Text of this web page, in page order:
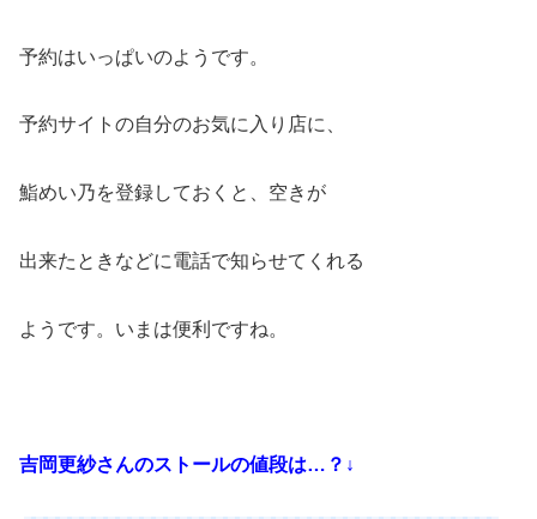
予約はいっぱいのようです。
予約サイトの自分のお気に入り店に、
鮨めい乃を登録しておくと、空きが
出来たときなどに電話で知らせてくれる
ようです。いまは便利ですね。
吉岡更紗さんのストールの値段は…？↓